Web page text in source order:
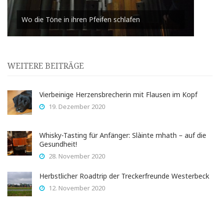
Wo die Töne in ihren Pfeifen schlafen
WEITERE BEITRÄGE
Vierbeinige Herzensbrecherin mit Flausen im Kopf
19. Dezember 2020
Whisky-Tasting für Anfänger: Slàinte mhath – auf die
Gesundheit!
28. November 2020
Herbstlicher Roadtrip der Treckerfreunde Westerbeck
12. November 2020